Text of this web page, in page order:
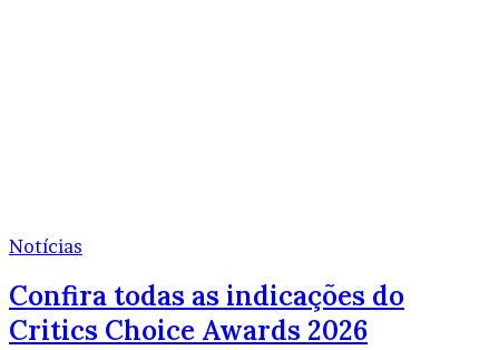
Notícias
Confira todas as indicações do
Critics Choice Awards 2026